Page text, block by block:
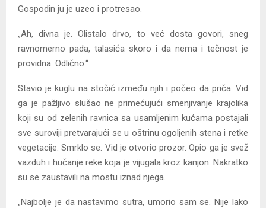
Gospodin ju je uzeo i protresao.
„Ah, divna je. Olistalo drvo, to već dosta govori, sneg
ravnomerno pada, talasića skoro i da nema i tečnost je
providna. Odlično.“
Stavio je kuglu na stočić između njih i počeo da priča. Vid
ga je pažljivo slušao ne primećujući smenjivanje krajolika
koji su od zelenih ravnica sa usamljenim kućama postajali
sve suroviji pretvarajući se u oštrinu ogoljenih stena i retke
vegetacije. Smrklo se. Vid je otvorio prozor. Opio ga je svež
vazduh i hučanje reke koja je vijugala kroz kanjon. Nakratko
su se zaustavili na mostu iznad njega.
„Najbolje je da nastavimo sutra, umorio sam se. Nije lako